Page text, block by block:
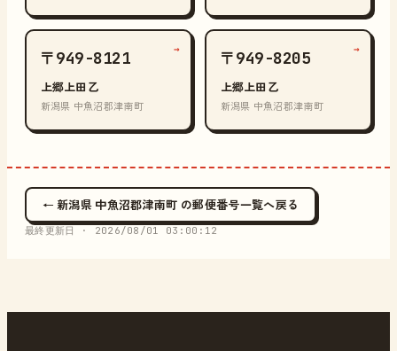
〒949-8121
上郷上田乙
新潟県 中魚沼郡津南町
→ 〒949-8205
上郷上田乙
新潟県 中魚沼郡津南町
→
← 新潟県 中魚沼郡津南町 の郵便番号一覧へ戻る
最終更新日 · 2026/08/01 03:00:12